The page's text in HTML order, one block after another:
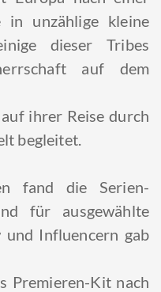
in unzählige kleine
dieser Tribes
auf dem
ihrer Reise durch
begleitet.
fand die Serien-
für ausgewählte
und Influencern gab
Premieren-Kit nach